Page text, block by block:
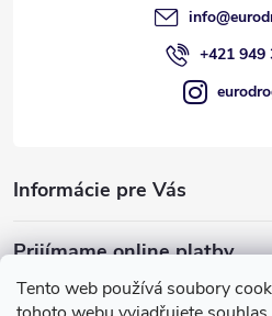
Tento web používá soubory
Informácie pre Vás
info@
+421 949
Prijímame online platby